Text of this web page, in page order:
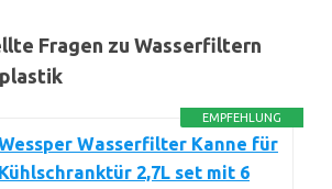
Fragen zu Wasserfiltern
EMPFEHLUNG
Wasserfilter Kanne für
Kühlschranktür 2,7L set mit 6